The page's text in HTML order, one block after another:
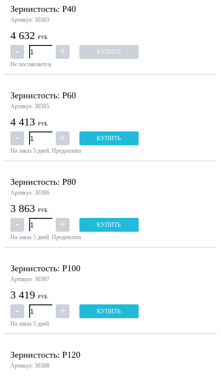
Зернистость: P40
Артикул: 30303
4 632 РУБ.
КУПИТЬ
Не поставляется
Зернистость: P60
Артикул: 30305
4 413 РУБ.
КУПИТЬ
На заказ 5 дней. Предоплата
Зернистость: P80
Артикул: 30306
3 863 РУБ.
КУПИТЬ
На заказ 5 дней. Предоплата
Зернистость: P100
Артикул: 30307
3 419 РУБ.
КУПИТЬ
На заказ 5 дней
Зернистость: P120
Артикул: 30308